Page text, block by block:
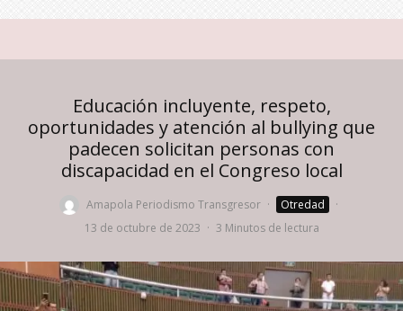
Educación incluyente, respeto,
oportunidades y atención al bullying que
padecen solicitan personas con
discapacidad en el Congreso local
Amapola Periodismo Transgresor · Otredad
·
13 de octubre de 2023 · 3 Minutos de lectura